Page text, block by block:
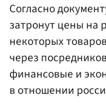
Согласно
затронут цены на
некоторых
через
финансовые и
в отношении